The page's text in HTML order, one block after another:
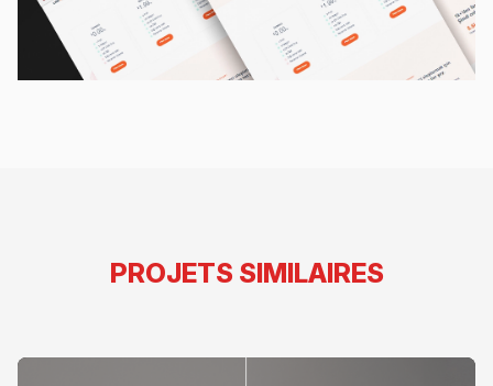
PROJETS SIMILAIRES